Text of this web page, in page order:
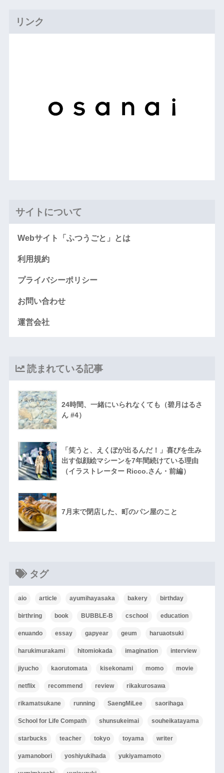
リンク
サイトについて
Webサイト「ふつうごと」とは
利用規約
プライバシーポリシー
お問い合わせ
運営会社
読まれている記事
24時間、一緒にいられなくても（碧月はるさ
ん #4）
「笑うと、えくぼが出るんだ！」喜びを生み
出す似顔絵マシーンを7年間続けている理由
（イラストレーター Ricco.さん・前編）
7月末で閉店した、町のパン屋のこと
タグ
aio article ayumihayasaka bakery birthday
birthring book BUBBLE-B cschool education
enuando essay gapyear geum haruaotsuki
harukimurakami hitomiokada imagination interview
jiyucho kaorutomata kisekonami momo movie
netflix recommend review rikakurosawa
rikamatsukane running SaengMiLee saorihaga
School for Life Compath shunsukeimai souheikatayama
starbucks teacher tokyo toyama writer
yamanobori yoshiyukihada yukiyamamoto